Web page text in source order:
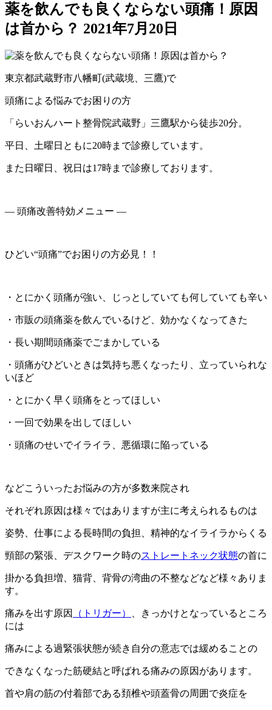
薬を飲んでも良くならない頭痛！原因
は首から？ 2021年7月20日
東京都武蔵野市八幡町(武蔵境、三鷹)で
頭痛による悩みでお困りの方
「らいおんハート整骨院武蔵野」三鷹駅から徒歩20分。
平日、土曜日ともに20時まで診療しています。
また日曜日、祝日は17時まで診療しております。
― 頭痛改善特効メニュー ―
ひどい“頭痛”でお困りの方必見！！
・とにかく頭痛が強い、じっとしていても何していても辛い
・市販の頭痛薬を飲んでいるけど、効かなくなってきた
・長い期間頭痛薬でごまかしている
・頭痛がひどいときは気持ち悪くなったり、立っていられな
いほど
・とにかく早く頭痛をとってほしい
・一回で効果を出してほしい
・頭痛のせいでイライラ、悪循環に陥っている
などこういったお悩みの方が多数来院され
それぞれ原因は様々ではありますが主に考えられるものは
姿勢、仕事による長時間の負担、精神的なイライラからくる
頸部の緊張、デスクワーク時のストレートネック状態の首に
掛かる負担増、猫背、背骨の湾曲の不整などなど様々ありま
す。
痛みを出す原因 （トリガー）
、きっかけとなっているところ
には
痛みによる過緊張状態が続き自分の意志では緩めることの
できなくなった筋硬結と呼ばれる痛みの原因があります。
首や肩の筋の付着部である頚椎や頭蓋骨の周囲で炎症を